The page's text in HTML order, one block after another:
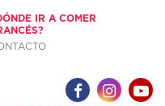
IR A COMER